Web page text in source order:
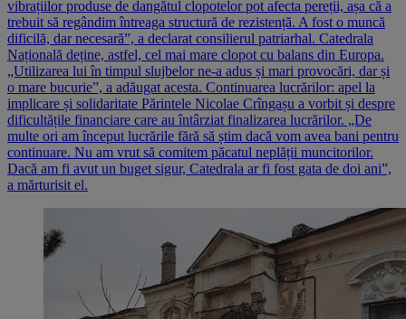
vibrațiilor produse de dangătul clopotelor pot afecta pereții, așa că a
trebuit să regândim întreaga structură de rezistență. A fost o muncă
dificilă, dar necesară”, a declarat consilierul patriarhal. Catedrala
Națională deține, astfel, cel mai mare clopot cu balans din Europa.
„Utilizarea lui în timpul slujbelor ne-a adus și mari provocări, dar și
o mare bucurie”, a adăugat acesta. Continuarea lucrărilor: apel la
implicare și solidaritate Părintele Nicolae Crîngașu a vorbit și despre
dificultățile financiare care au întârziat finalizarea lucrărilor. „De
multe ori am început lucrările fără să știm dacă vom avea bani pentru
continuare. Nu am vrut să comitem păcatul neplății muncitorilor.
Dacă am fi avut un buget sigur, Catedrala ar fi fost gata de doi ani”,
a mărturisit el.